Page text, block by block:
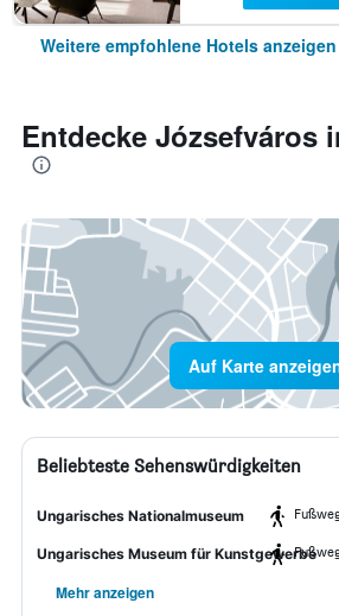
Weitere empfohlene Hotels anzeigen
Entdecke Józsefváros
Auf Karte
Beliebteste Sehenswürdigkeiten
Ungarisches Nationalmuseum
Ungarisches Museum für Kunstgewerbe
Mehr anzeigen